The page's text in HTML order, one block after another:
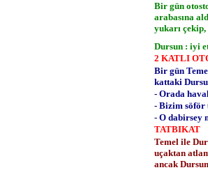
Bir gün
arabasına
yukarı çekip,
Dursun : iyi
2 KATLI
Bir gün
kattaki
- Orada
- Bizim söför
- O dabirsey
TATBIKAT
Temel ile
uçaktan
ancak